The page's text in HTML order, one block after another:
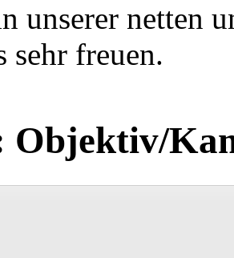
unserer netten
sehr freuen.
Objektiv/